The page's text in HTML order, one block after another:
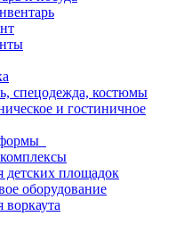
спецодежда, костюмы
и гостиничное
детских площадок
оборудование
воркаута